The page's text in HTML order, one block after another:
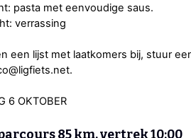
pasta met eenvoudige saus.
verrassing
een lijst met laatkomers bij, stuur
6 OKTOBER
85 km, vertrek 10:00